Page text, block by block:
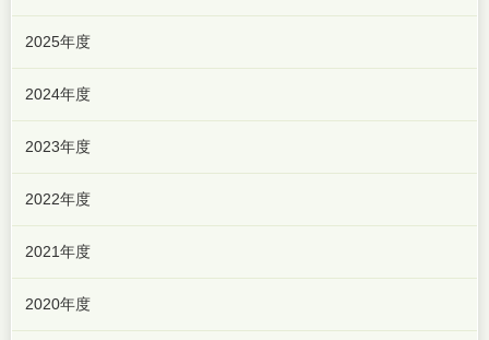
2025年度
2024年度
2023年度
2022年度
2021年度
2020年度